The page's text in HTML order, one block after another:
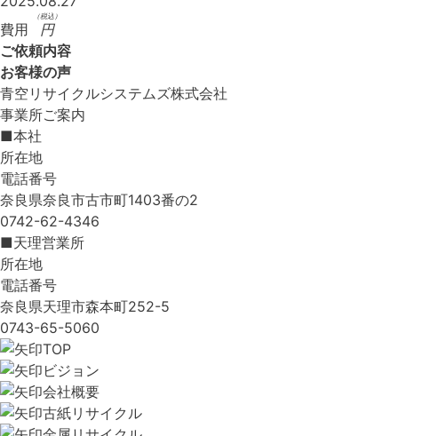
費用
円
（税込）
ご依頼内容
お客様の声
青空リサイクルシステムズ株式会社
事業所ご案内
■本社
所在地
電話番号
奈良県奈良市古市町1403番の2
0742-62-4346
■天理営業所
所在地
電話番号
奈良県天理市森本町252-5
0743-65-5060
TOP
ビジョン
会社概要
古紙リサイクル